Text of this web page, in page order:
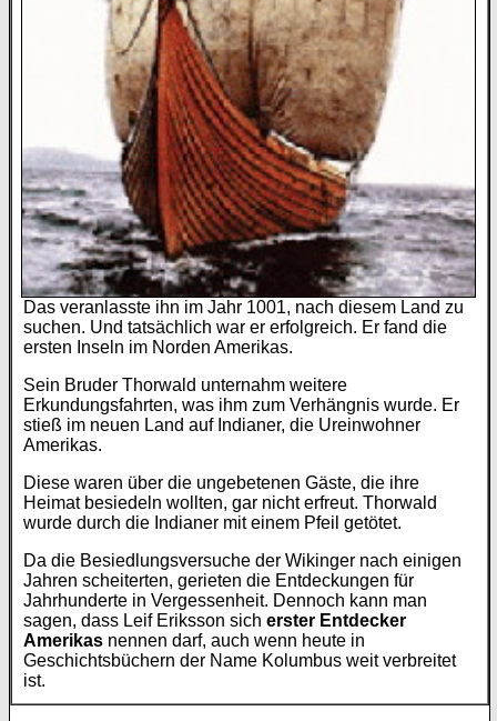
Das veranlasste ihn im Jahr 1001, nach diesem Land zu
suchen. Und tatsächlich war er erfolgreich. Er fand die
ersten Inseln im Norden Amerikas.
Sein Bruder Thorwald unternahm weitere
Erkundungsfahrten, was ihm zum Verhängnis wurde. Er
stieß im neuen Land auf Indianer, die Ureinwohner
Amerikas.
Diese waren über die ungebetenen Gäste, die ihre
Heimat besiedeln wollten, gar nicht erfreut. Thorwald
wurde durch die Indianer mit einem Pfeil getötet.
Da die Besiedlungsversuche der Wikinger nach einigen
Jahren scheiterten, gerieten die Entdeckungen für
Jahrhunderte in Vergessenheit. Dennoch kann man
sagen, dass Leif Eriksson sich erster Entdecker
Amerikas nennen darf, auch wenn heute in
Geschichtsbüchern der Name Kolumbus weit verbreitet
ist.